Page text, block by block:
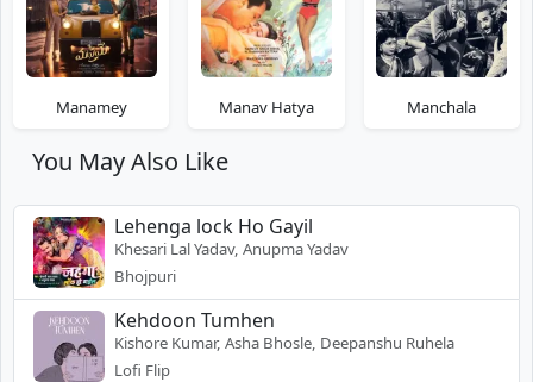
Manamey Manav Hatya Manchala
You May Also Like
Lehenga lock Ho Gayil
Khesari Lal Yadav, Anupma Yadav
Bhojpuri
Kehdoon Tumhen
Kishore Kumar, Asha Bhosle, Deepanshu Ruhela
Lofi Flip